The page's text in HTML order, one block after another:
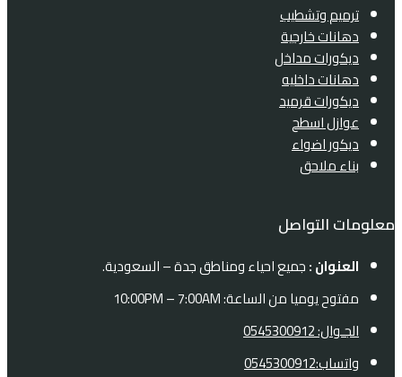
ترميم وتشطيب
دهانات خارجية
ديكورات مداخل
دهانات داخليه
ديكورات قرميد
عوازل اسطح
ديكور اضواء
بناء ملاحق
معلومات التواصل
العنوان :جميع احياء ومناطق جدة – السعودية.
مفتوح يوميا من الساعة: 10:00PM – 7:00AM
الجـوال: 0545300912
واتساب:0545300912